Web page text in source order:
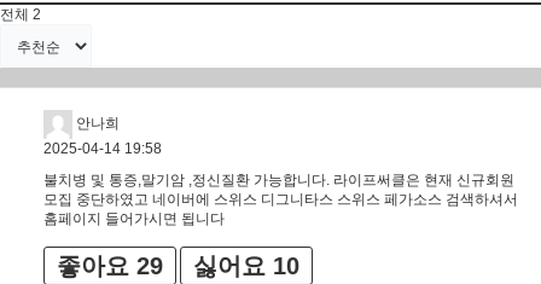
전체 2
안나희
2025-04-14 19:58
불치병 및 통증,말기암 ,정신질환 가능합니다. 라이프써클은 현재 신규회원
모집 중단하였고 네이버에 스위스 디그니타스 스위스 페가소스 검색하셔서
홈페이지 들어가시면 됩니다
좋아요 29 싫어요 10